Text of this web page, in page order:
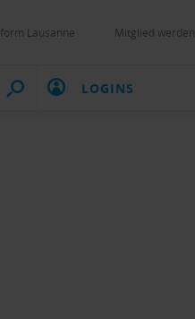
Lausanne Mitglied werden
LOGINS